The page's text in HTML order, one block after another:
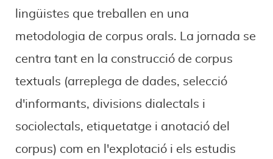
lingüistes que treballen en una
metodologia de corpus orals. La jornada se
centra tant en la construcció de corpus
textuals (arreplega de dades, selecció
d'informants, divisions dialectals i
sociolectals, etiquetatge i anotació del
corpus) com en l'explotació i els estudis